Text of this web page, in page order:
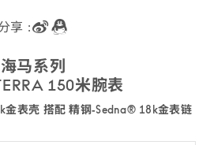
享 :
海马系列
150米腕表
金表壳 搭配 精钢‑Sedna® 18k金表链